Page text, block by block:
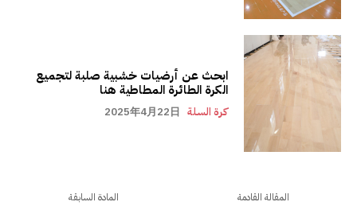
ابحث عن أرضيات خشبية صلبة لتجميع
الكرة الطائرة المطاطية هنا
كرة السلة 2025年4月22日
المادة السابقة المقالة القادمة